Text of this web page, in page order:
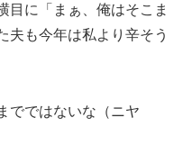
目に「まぁ、俺はそこま
夫も今年は私より辛そう
でではないな（ニヤ